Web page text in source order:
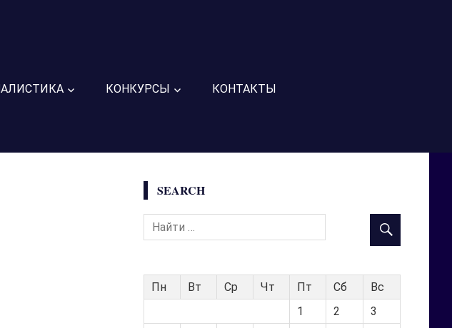
КОНКУРСЫ КОНТАКТЫ
SEARCH
Пн Вт Ср Чт Пт Сб Вс
1 2
3